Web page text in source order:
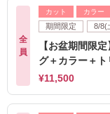
全
員
カット カラー
期間限定 8/8(
【お盆期間限
グ＋カラー＋ト
¥11,500